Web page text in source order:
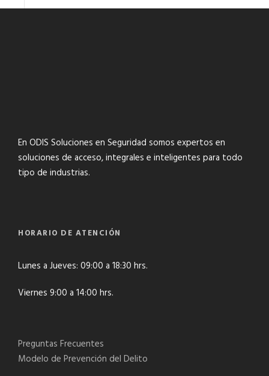
En ODIS Soluciones en Seguridad somos expertos en
soluciones de acceso, integrales e inteligentes para todo
tipo de industrias.
HORARIO DE ATENCIÓN
Lunes a Jueves: 09:00 a 18:30 hrs.
Viernes 9:00 a 14:00 hrs.
Preguntas Frecuentes
Modelo de Prevención del Delito